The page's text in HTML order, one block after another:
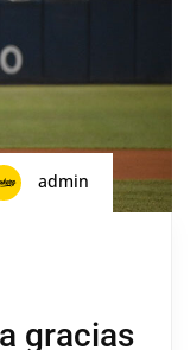
admin
gracias